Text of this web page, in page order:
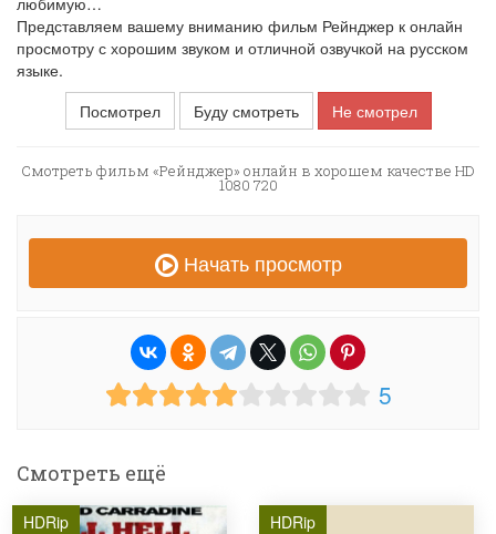
Представляем вашему вниманию фильм Рейнджер к онлайн
просмотру с хорошим звуком и отличной озвучкой на русском
языке.
Посмотрел
Буду смотреть Не смотрел
Смотреть фильм «Рейнджер» онлайн в хорошем качестве HD
1080 720
Начать просмотр
5
Смотреть ещё
HDRip HDRip